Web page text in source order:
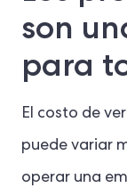
son
para
El costo de
puede variar
operar una